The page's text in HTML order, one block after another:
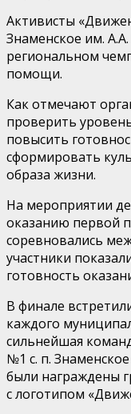
Активисты
Знаменское им.
региональном
помощи.
Как отмечают
проверить
повысить
сформировать
образа жизни.
На мероприятии
оказанию первой
соревновались
участники
готовность
В финале
каждого
сильнейшая
№1 с. п.
были награждены
с логотипом